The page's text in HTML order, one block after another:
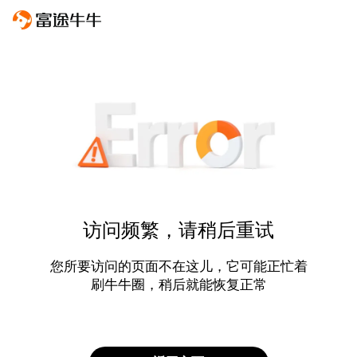
访问频繁，请稍后重试
您所要访问的页面不在这儿，它可能正忙着
刷牛牛圈，稍后就能恢复正常